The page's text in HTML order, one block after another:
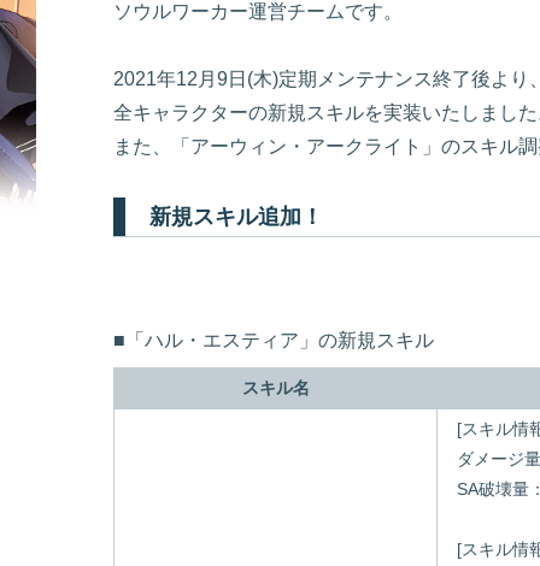
ソウルワーカー運営チームです。
2021年12月9日(木)定期メンテナンス終了後より
全キャラクターの新規スキルを実装いたしまし
また、「アーウィン・アークライト」のスキル
新規スキル追加！
■「ハル・エスティア」の新規スキル
スキル名
[スキル情
ダメージ
SA破壊量
[スキル情